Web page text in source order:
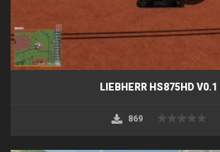
LIEBHERR HS875HD V0.1
869